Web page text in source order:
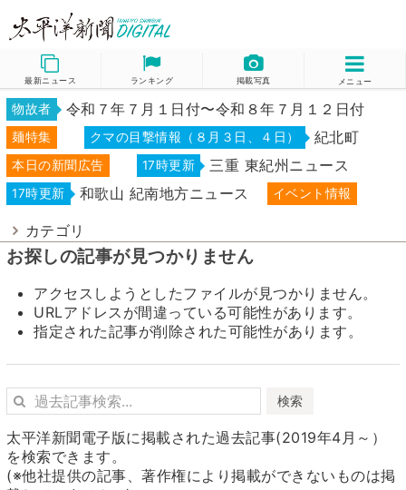
最新ニュース ランキング 掲載写真 メニュー
物故者 令和７年７月１日付〜令和８年７月１２日付
麺特集 クマの目撃情報（８月３日、４日） 紀北町
本日の新聞広告 17時更新 三重 東紀州ニュース
17時更新 和歌山 紀南地方ニュース イベント情報
カテゴリ
お探しの記事が見つかりません
アクセスしようとしたファイルが見つかりません。
URLアドレスが間違っている可能性があります。
指定された記事が削除された可能性があります。
検索
太平洋新聞電子版に掲載された過去記事(2019年4月～）
を検索できます。
(※他社提供の記事、著作権により掲載ができないものは掲